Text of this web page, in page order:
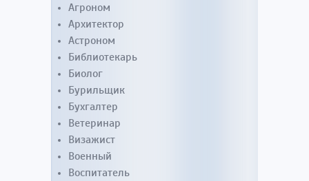
Агроном
Архитектор
Астроном
Библиотекарь
Биолог
Бурильщик
Бухгалтер
Ветеринар
Визажист
Военный
Воспитатель